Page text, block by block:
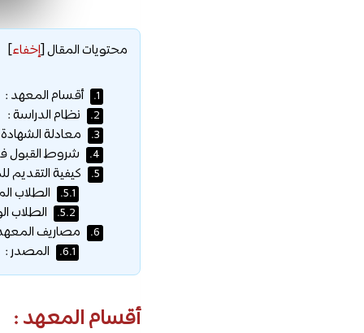
محتويات المقال[إخفاء]
1. أقسام المعهد :
2. نظام الدراسة :
3. معادلة
4. شروط القبول في
5. كيفية التقديم
5.1. الطلاب
5.2. الطلاب
6. مصاريف المعهد
6.1. المصدر :
أقسام المعهد :